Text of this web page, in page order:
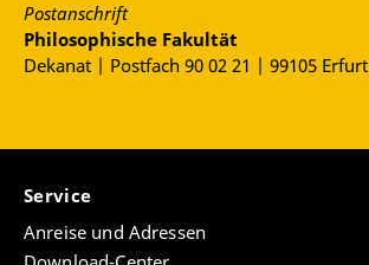
Postanschrift
Philosophische Fakultät
Dekanat | Postfach 90 02 21 | 99105 Erfurt
Service
Anreise und Adressen